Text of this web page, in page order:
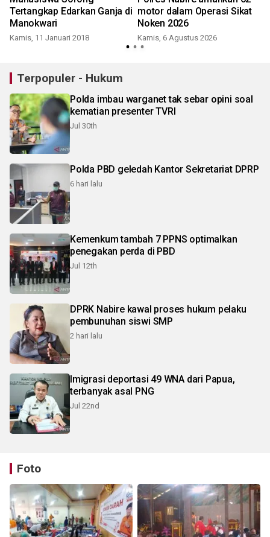
Tertangkap Edarkan Ganja di
Manokwari
Kamis, 11 Januari 2018
motor dalam Operasi Sikat
Noken 2026
Kamis, 6 Agustus 2026
Terpopuler - Hukum
Polda imbau warganet tak sebar opini soal
kematian presenter TVRI
Jul 30th
Polda PBD geledah Kantor Sekretariat DPRP
6 hari lalu
Kemenkum tambah 7 PPNS optimalkan
penegakan perda di PBD
Jul 12th
DPRK Nabire kawal proses hukum pelaku
pembunuhan siswi SMP
2 hari lalu
Imigrasi deportasi 49 WNA dari Papua,
terbanyak asal PNG
Jul 22nd
Foto